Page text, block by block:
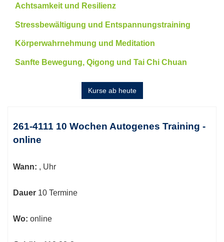
Achtsamkeit und Resilienz
Stressbewältigung und Entspannungstraining
Körperwahrnehmung und Meditation
Sanfte Bewegung, Qigong und Tai Chi Chuan
Kurse ab heute
Tabellenüberschriften
sortiert
261-4111 10 Wochen Autogenes Training -
online
Wann: , Uhr
Dauer 10 Termine
Wo: online